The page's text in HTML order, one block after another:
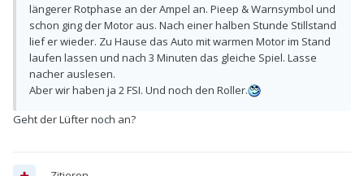
längerer Rotphase an der Ampel an. Pieep & Warnsymbol und
schon ging der Motor aus. Nach einer halben Stunde Stillstand
lief er wieder. Zu Hause das Auto mit warmen Motor im Stand
laufen lassen und nach 3 Minuten das gleiche Spiel. Lasse
nacher auslesen.
Aber wir haben ja 2 FSI. Und noch den Roller.
Geht der Lüfter noch an?